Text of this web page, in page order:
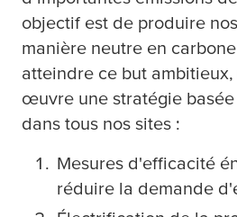
objectif est de produire
manière neutre en
atteindre ce but
œuvre une stratégie
dans tous nos sites :
Mesures d'efficacité
réduire la demande